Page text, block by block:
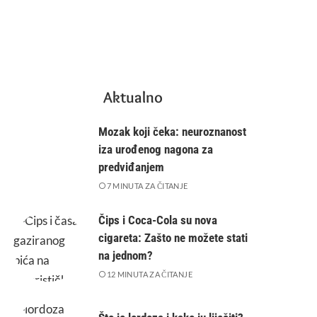
Aktualno
Mozak koji čeka: neuroznanost
iza urođenog nagona za
predviđanjem
7 MINUTA ZA ČITANJE
Čips i Coca-Cola su nova
cigareta: Zašto ne možete stati
na jednom?
12 MINUTA ZA ČITANJE